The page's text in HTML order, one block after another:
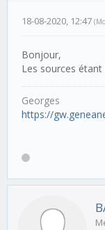
18-08-2020, 12:47
Bonjour,
Les sources
Georges
https://